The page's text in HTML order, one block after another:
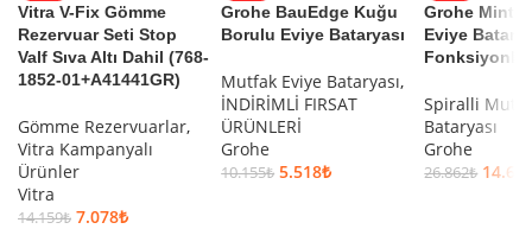
Vitra V-Fix Gömme
Rezervuar Seti Stop
Valf Sıva Altı Dahil (768-
1852-01+A41441GR)
Gömme Rezervuarlar,
Vitra Kampanyalı
Ürünler
Vitra
14.159₺ 7.078₺
Grohe BauEdge Kuğu
Borulu Eviye Bataryası
Mutfak Eviye Bataryası,
İNDİRİMLİ FIRSAT
ÜRÜNLERİ
Grohe
10.155₺ 5.518₺
Grohe Minta
Eviye
Fonksiyonlu
Spiralli
Bataryası
Grohe
26.862₺